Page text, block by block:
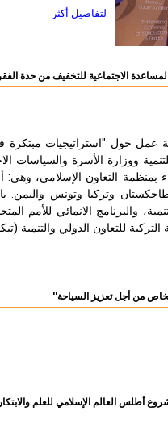
لتفاصيل أكثر
الاجتماعية للتخفيف من حدة الفقر
حول "استراتيجيات مبتكرة في
بمنظمة التعاون الإسلامي، وهي:
وتركيا وتونس واليمن.
والبرنامج الانمائي
التركية للتعاون الدولي والتنمية
من أجل تعزيز السياحة''
أطلس العالم الإسلامي للعلم والابتكار